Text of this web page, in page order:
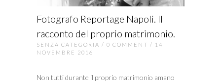
Fotografo Reportage Napoli. Il
racconto del proprio matrimonio.
SENZA CATEGORIA / 0 COMMENT / 14
NOVEMBRE 2016
Non tutti durante il proprio matrimonio amano